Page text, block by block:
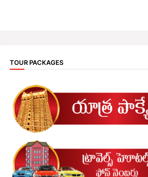
TOUR PACKAGES